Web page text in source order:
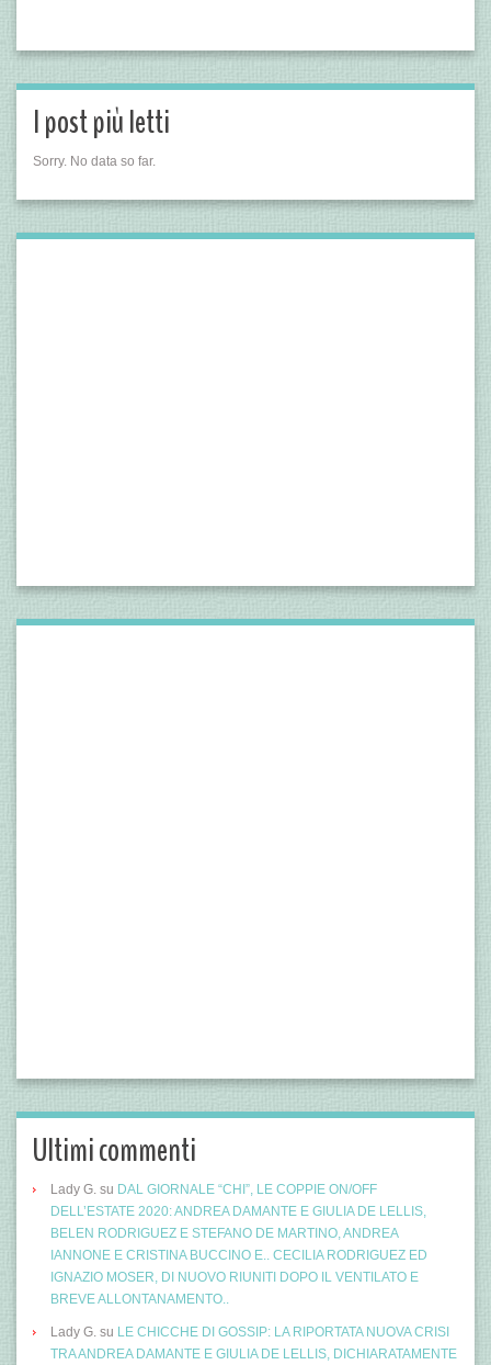
I post più letti
Sorry. No data so far.
Ultimi commenti
Lady G. su DAL GIORNALE “CHI”, LE COPPIE ON/OFF
DELL’ESTATE 2020: ANDREA DAMANTE E GIULIA DE LELLIS,
BELEN RODRIGUEZ E STEFANO DE MARTINO, ANDREA
IANNONE E CRISTINA BUCCINO E.. CECILIA RODRIGUEZ ED
IGNAZIO MOSER, DI NUOVO RIUNITI DOPO IL VENTILATO E
BREVE ALLONTANAMENTO..
Lady G. su LE CHICCHE DI GOSSIP: LA RIPORTATA NUOVA CRISI
TRA ANDREA DAMANTE E GIULIA DE LELLIS, DICHIARATAMENTE